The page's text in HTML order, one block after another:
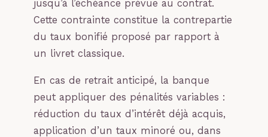
jusqu’à l’échéance prévue au contrat.
Cette contrainte constitue la contrepartie
du taux bonifié proposé par rapport à
un livret classique.
En cas de retrait anticipé, la banque
peut appliquer des pénalités variables :
réduction du taux d’intérêt déjà acquis,
application d’un taux minoré ou, dans